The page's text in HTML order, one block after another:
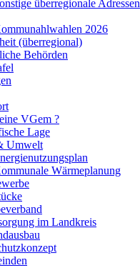
überregionale Adressen
2026
(überregional)
Behörden
VGem ?
Lage
Umwelt
Wärmeplanung
im Landkreis